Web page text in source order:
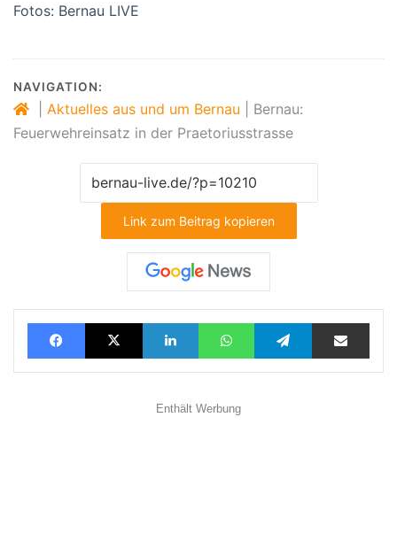
Fotos: Bernau LIVE
NAVIGATION:
Aktuelles aus und um Bernau
Bernau:
Feuerwehreinsatz in der Praetoriusstrasse
Link zum Beitrag kopieren
FacebookX LinkedInWhatsAppTelegramTeilen via E-Mail
Enthält Werbung